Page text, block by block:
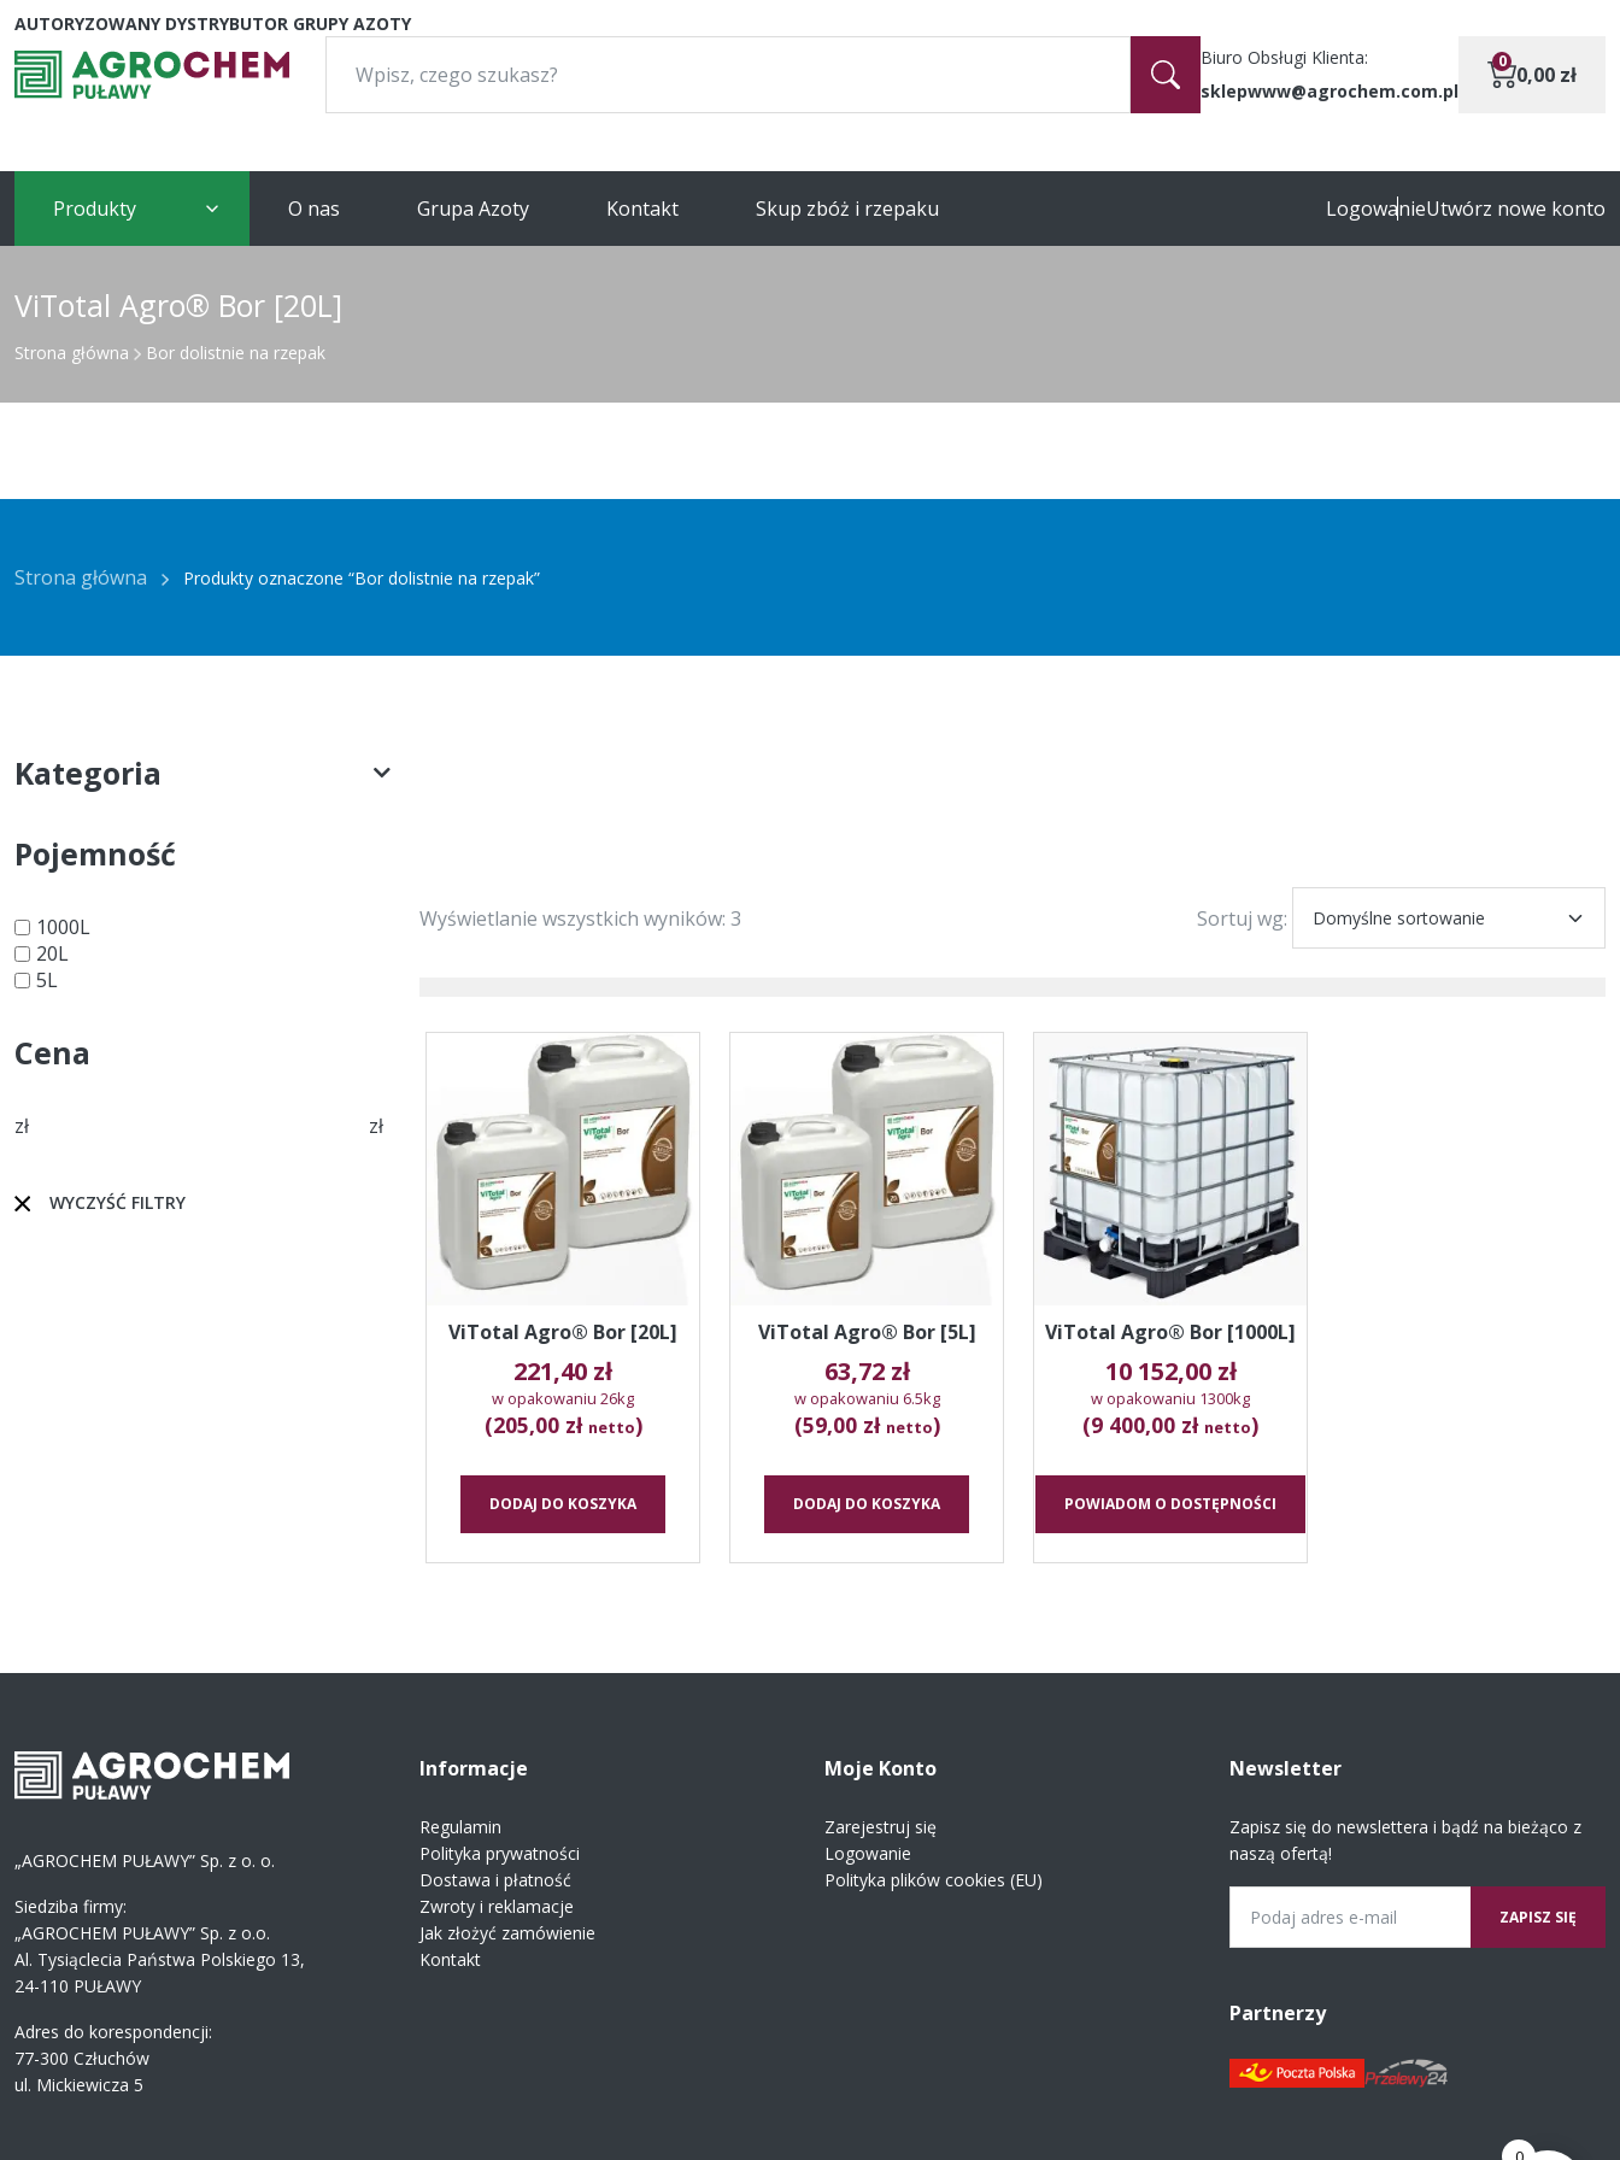
AUTORYZOWANY DYSTRYBUTOR GRUPY AZOTY
Biuro Obsługi Klienta:
sklepwww@agrochem.com.pl
0
0,00 zł
Produkty O nas Grupa Azoty Kontakt Skup zbóż i rzepaku LogowanieUtwórz nowe konto
ViTotal Agro® Bor [20L]
Strona główna Bor dolistnie na rzepak
Strona główna Produkty oznaczone “Bor dolistnie na rzepak”
Wyświetlanie wszystkich wyników: 3 Sortuj wg:
ViTotal Agro® Bor [20L]
221,40 zł
w opakowaniu 26kg
(205,00 zł netto)
DODAJ DO KOSZYKA
ViTotal Agro® Bor [5L]
63,72 zł
w opakowaniu 6.5kg
(59,00 zł netto)
DODAJ DO KOSZYKA
ViTotal Agro® Bor [1000L]
10 152,00 zł
w opakowaniu 1300kg
(9 400,00 zł netto)
POWIADOM O DOSTĘPNOŚCI
Kategoria
Pojemność
1000L
20L
5L
Cena
zł zł
WYCZYŚĆ FILTRY
„AGROCHEM PUŁAWY” Sp. z o. o.
Siedziba firmy:
„AGROCHEM PUŁAWY” Sp. z o.o.
Al. Tysiąclecia Państwa Polskiego 13,
24-110 PUŁAWY
Adres do korespondencji:
77-300 Człuchów
ul. Mickiewicza 5
Informacje
Regulamin
Polityka prywatności
Dostawa i płatność
Zwroty i reklamacje
Jak złożyć zamówienie
Kontakt
Moje Konto
Zarejestruj się
Logowanie
Polityka plików cookies (EU)
Newsletter
Zapisz się do newslettera i bądź na bieżąco z
naszą ofertą!
Partnerzy